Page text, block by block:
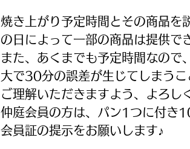
焼き上がり予定時間とその商品を
の日によって一部の商品は提供で
また、あくまでも予定時間なので
大で30分の誤差が生じてしまうこ
ご理解いただきますよう、よろし
仲庭会員の方は、パン1つに付き
会員証の提示をお願いします♪